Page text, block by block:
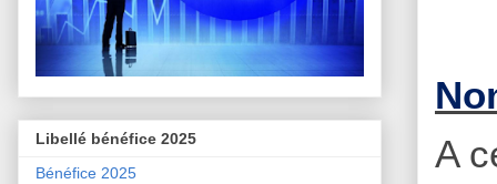
A
Libellé bénéfice 2025
Bénéfice 2025